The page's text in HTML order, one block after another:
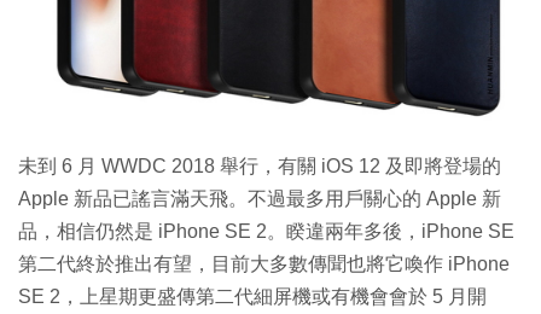
未到 6 月 WWDC 2018 舉行，有關 iOS 12 及即將登場的
Apple 新品已謠言滿天飛。不過最多用戶關心的 Apple 新
品，相信仍然是 iPhone SE 2。睽違兩年多後，iPhone SE
第二代終於推出有望，目前大多數傳聞也將它喚作 iPhone
SE 2，上星期更盛傳第二代細屏機或有機會會於 5 月開